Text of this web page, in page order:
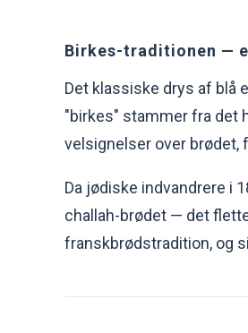
Birkes-traditionen —
Det klassiske drys af blå
"birkes" stammer fra det
velsignelser over brødet,
Da jødiske indvandrere i
challah-brødet — det
franskbrødstradition, og